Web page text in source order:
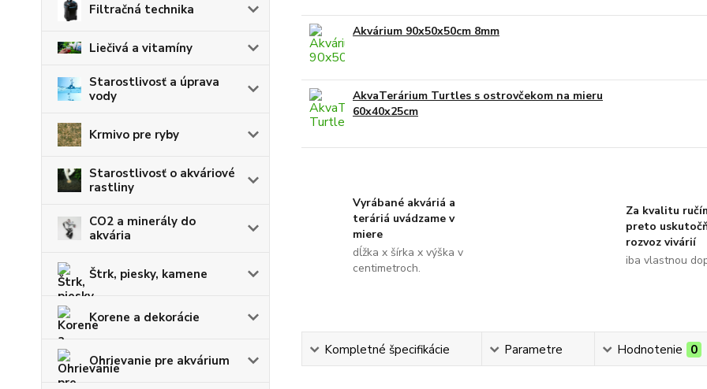
Filtračná technika
Liečivá a vitamíny
Starostlivosť a úprava
vody
Krmivo pre ryby
Starostlivosť o akváriové
rastliny
CO2 a minerály do
akvária
Štrk, piesky, kamene
Korene a dekorácie
Ohrievanie pre akvárium
Akvárium 90x50x50cm 8mm
AkvaTerárium Turtles s ostrovčekom na mieru
60x40x25cm
Vyrábané akváriá a
teráriá uvádzame v
miere
dĺžka x šírka x výška v
centimetroch.
Za kvalitu
preto
rozvoz vivárií
iba vlastnou
Kompletné špecifikácie Parametre Hodnotenie 0